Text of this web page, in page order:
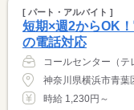
[ パート・アルバイト ]
短期×週2からOK
の電話対応
神奈川県横浜市青葉
時給 1,230円～